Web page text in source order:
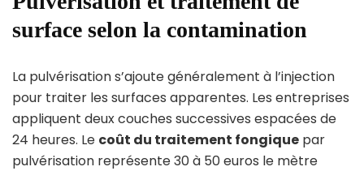
surface selon la contamination
La pulvérisation s’ajoute généralement à l’injection
pour traiter les surfaces apparentes. Les entreprises
appliquent deux couches successives espacées de
24 heures. Le coût du traitement fongique par
pulvérisation représente 30 à 50 euros le mètre